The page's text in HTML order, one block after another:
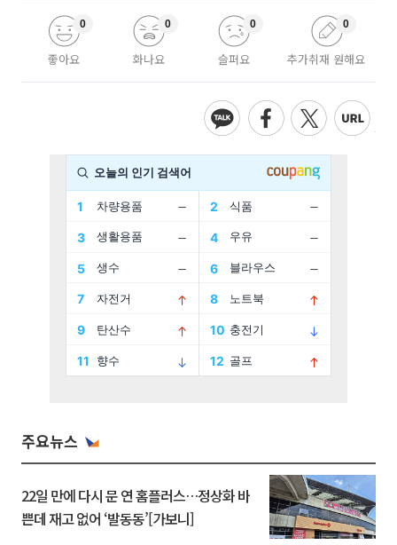
좋아요
0
화나요
0
슬퍼요
0
추가취재 원해요
0
주요뉴스
22일 만에 다시 문 연 홈플러스…정상화 바
쁜데 재고 없어 ‘발동동’[가보니]